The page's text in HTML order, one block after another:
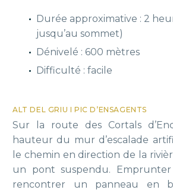
Durée approximative : 2
jusqu’au sommet)
Dénivelé : 600 mètres
Difficulté : facile
ALT DEL GRIU I PIC D’ENSAGENTS
Sur la route des Cortals
hauteur du mur d’escalade
le chemin en direction de la
un pont suspendu. Emprunter
rencontrer un panneau en